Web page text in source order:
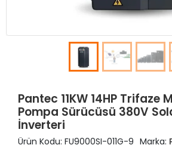
Pantec 11KW 14HP Trifaze
Pompa Sürücüsü 380V
İnverteri
Ürün Kodu: FU9000SI-011G-9 Marka: